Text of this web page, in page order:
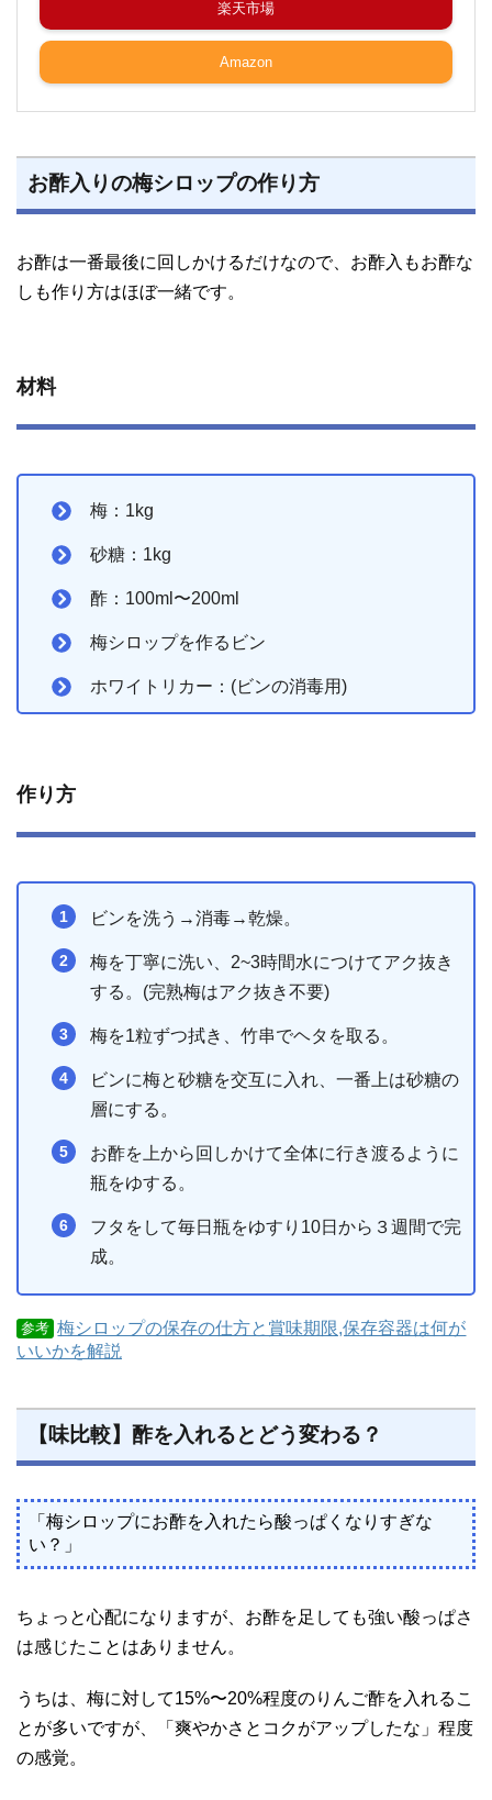
楽天市場
Amazon
お酢入りの梅シロップの作り方
お酢は一番最後に回しかけるだけなので、お酢入もお酢な
しも作り方はほぼ一緒です。
材料
梅：1kg
砂糖：1kg
酢：100ml〜200ml
梅シロップを作るビン
ホワイトリカー：(ビンの消毒用)
作り方
ビンを洗う→消毒→乾燥。
梅を丁寧に洗い、2~3時間水につけてアク抜き
する。(完熟梅はアク抜き不要)
梅を1粒ずつ拭き、竹串でヘタを取る。
ビンに梅と砂糖を交互に入れ、一番上は砂糖の
層にする。
お酢を上から回しかけて全体に行き渡るように
瓶をゆする。
フタをして毎日瓶をゆすり10日から３週間で完
成。
参考 梅シロップの保存の仕方と賞味期限,保存容器は何が
いいかを解説
【味比較】酢を入れるとどう変わる？
「梅シロップにお酢を入れたら酸っぱくなりすぎな
い？」
ちょっと心配になりますが、お酢を足しても強い酸っぱさ
は感じたことはありません。
うちは、梅に対して15%〜20%程度のりんご酢を入れるこ
とが多いですが、「爽やかさとコクがアップしたな」程度
の感覚。